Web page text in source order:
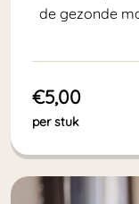
de gezonde
€5,00
per stuk